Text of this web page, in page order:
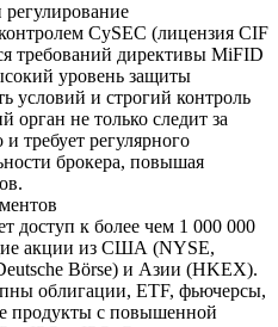
CySEC (лицензия CIF
требований директивы MiFID
уровень защиты
условий и строгий контроль
не только следит за
требует регулярного
брокера, повышая
доступ к более чем 1 000 000
акции из США (NYSE,
Börse) и Азии (HKEX).
облигации, ETF, фьючерсы,
продукты с повышенной